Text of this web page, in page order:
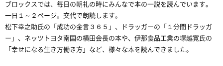
ブロックスでは、毎日の朝礼の時にみんなで本の一説を読んでいます。
一日１～２ページ。交代で朗読します。
松下幸之助氏の「成功の金言３６５」、ドラッガーの「１分間ドラッガ
ー」、ネッツトヨタ南国の横田会長の本や、伊那食品工業の塚越寛氏の
「幸せになる生き方働き方」など、様々な本を読んできました。